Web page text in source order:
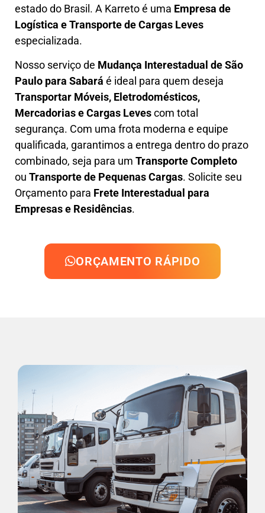
estado do Brasil. A Karretoé uma Empresa de
Logística e Transporte de Cargas Leves
especializada.
Nosso serviço de Mudança Interestadual de São
Paulo para Sabará é ideal para quem deseja
Transportar Móveis, Eletrodomésticos,
Mercadorias e Cargas Levescom total
segurança. Com uma frota moderna e equipe
qualificada, garantimos a entrega dentro do prazo
combinado, seja para um Transporte Completo
ou Transporte de Pequenas Cargas. Solicite seu
Orçamento para Frete Interestadual para
Empresas e Residências.
ORÇAMENTO RÁPIDO